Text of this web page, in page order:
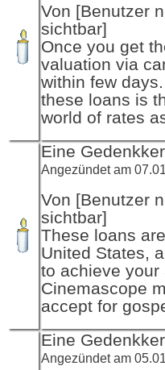
Von [Benutzer
sichtbar]
Once you get
valuation via
within few
these loans is
world of rates
Eine
Angezündet am
Von [Benutzer
sichtbar]
These loans
United States,
to achieve your
Cinemascope
accept for
Eine
Angezündet am